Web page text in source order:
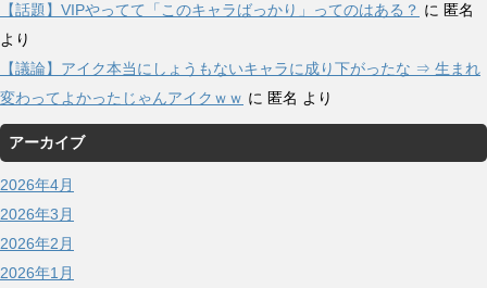
【話題】VIPやってて「このキャラばっかり」ってのはある？ に 匿名
より
【議論】アイク本当にしょうもないキャラに成り下がったな ⇒ 生まれ
変わってよかったじゃんアイクｗｗ に 匿名 より
アーカイブ
2026年4月
2026年3月
2026年2月
2026年1月